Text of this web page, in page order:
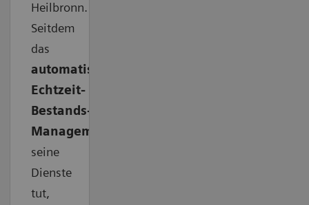
Heilbronn.
Seitdem
das
automatisierte
Echtzeit-
Bestands-
Management
seine
Dienste
tut,